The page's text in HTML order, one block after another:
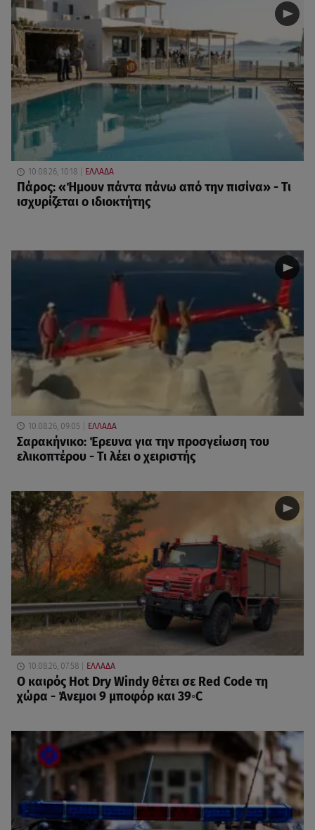
10.08.26, 10:18 ΕΛΛΑΔΑ
Πάρος: «Ήμουν πάντα πάνω από την πισίνα» - Τι
ισχυρίζεται ο ιδιοκτήτης
10.08.26, 09:05 ΕΛΛΑΔΑ
Σαρακήνικο: Έρευνα για την προσγείωση του
ελικοπτέρου - Τι λέει ο χειριστής
10.08.26, 07:58 ΕΛΛΑΔΑ
Ο καιρός Hot Dry Windy θέτει σε Red Code τη
χώρα - Άνεμοι 9 μποφόρ και 39◦C